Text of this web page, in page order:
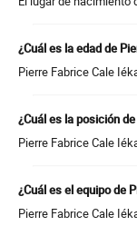
¿Cuál es la edad de
Pierre Fabrice Cale
¿Cuál es la posición
Pierre Fabrice Cale
¿Cuál es el equipo de
Pierre Fabrice Cale